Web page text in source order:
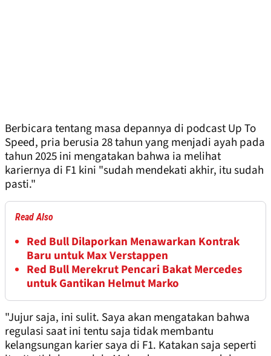
Berbicara tentang masa depannya di podcast Up To
Speed, pria berusia 28 tahun yang menjadi ayah pada
tahun 2025 ini mengatakan bahwa ia melihat
kariernya di F1 kini "sudah mendekati akhir, itu sudah
pasti."
Read Also
Red Bull Dilaporkan Menawarkan Kontrak
Baru untuk Max Verstappen
Red Bull Merekrut Pencari Bakat Mercedes
untuk Gantikan Helmut Marko
"Jujur saja, ini sulit. Saya akan mengatakan bahwa
regulasi saat ini tentu saja tidak membantu
kelangsungan karier saya di F1. Katakan saja seperti